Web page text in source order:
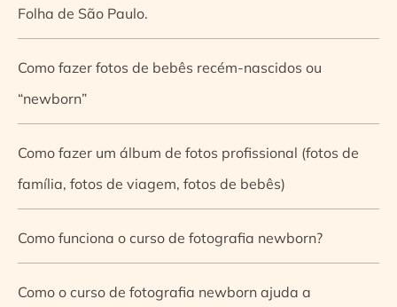
Folha de São Paulo.
Como fazer fotos de bebês recém-nascidos ou
“newborn”
Como fazer um álbum de fotos profissional (fotos de
família, fotos de viagem, fotos de bebês)
Como funciona o curso de fotografia newborn?
Como o curso de fotografia newborn ajuda a